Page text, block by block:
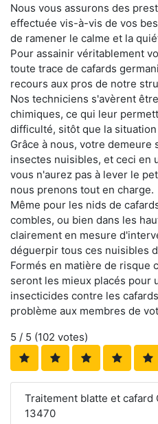
Nous vous assurons des
effectuée vis-à-vis de vos
de ramener le calme et la
Pour assainir véritablement
toute trace de cafards
recours aux pros de notre
Nos techniciens s'avèrent
chimiques, ce qui leur
difficulté, sitôt que la
Grâce à nous, votre demeure
insectes nuisibles, et ceci en
vous n'aurez pas à lever le
nous prenons tout en charge.
Même pour les nids de
combles, ou bien dans les
clairement en mesure
déguerpir tous ces nuisibles
Formés en matière de risque
seront les mieux placés pour
insecticides contre les
problème aux membres de
5 / 5 (102 votes)
Traitement blatte et
13470